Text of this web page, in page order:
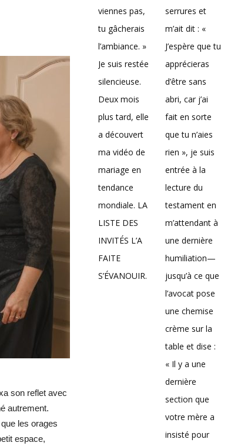
son reflet avec
autrement.
les orages
espace,
viennes pas,
tu gâcherais
l’ambiance. »
Je suis restée
silencieuse.
Deux mois
plus tard, elle
a découvert
ma vidéo de
mariage en
tendance
mondiale. LA
LISTE DES
INVITÉS L’A
FAITE
S’ÉVANOUIR.
serrures et
m’ait dit : «
J’espère que tu
apprécieras
d’être sans
abri, car j’ai
fait en sorte
que tu n’aies
rien », je suis
entrée à la
lecture du
testament en
m’attendant à
une dernière
humiliation—
jusqu’à ce que
l’avocat pose
une chemise
crème sur la
table et dise :
« Il y a une
dernière
section que
votre mère a
insisté pour